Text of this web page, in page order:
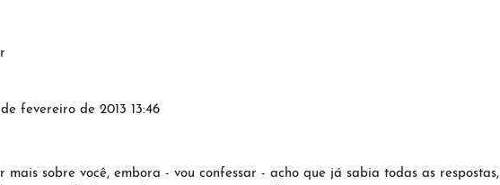
fevereiro de 2013 13:46
mais sobre você, embora - vou confessar - acho que já sabia todas as respostas,